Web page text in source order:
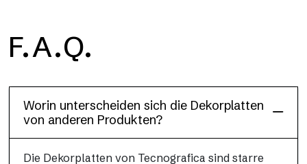
F.A.Q.
Worin unterscheiden sich die Dekorplatten
von anderen Produkten?
Die Dekorplatten von Tecnografica sind starre